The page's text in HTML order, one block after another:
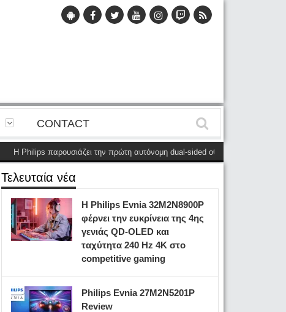
CONTACT
παρουσιάζει την πρώτη αυτόνομη dual-sided οθόνη
Τελευταία νέα
Η Philips Evnia 32M2N8900P
φέρνει την ευκρίνεια της 4ης
γενιάς QD-OLED και
ταχύτητα 240 Hz 4K στο
competitive gaming
Philips Evnia 27M2N5201P
Review